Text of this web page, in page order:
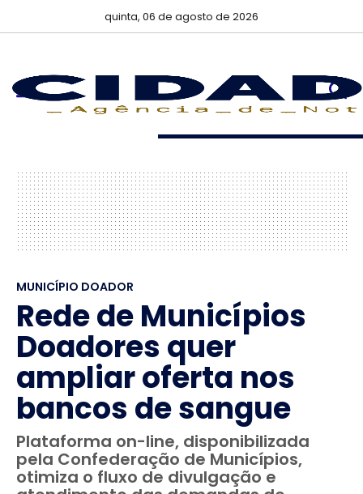
quinta, 06 de agosto de 2026
MUNICÍPIO DOADOR
Rede de Municípios
Doadores quer
ampliar oferta nos
bancos de sangue
Plataforma on-line, disponibilizada
pela Confederação de Municípios,
otimiza o fluxo de divulgação e